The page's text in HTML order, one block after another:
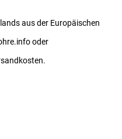
aus der Europäischen
oder